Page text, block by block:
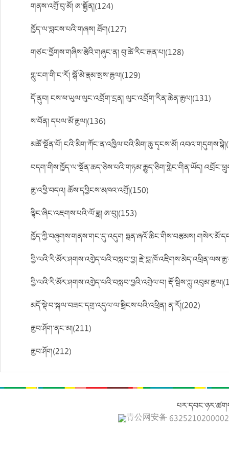
གནས་འགྲོ་བུ་མོ། ཨ་སྨྱོན།(124)
ཁྱོད་ལ་བླངས་པའི་གཞས། ཐོག(127)
གཙང་ཕྱོགས་གཞིས་རྩེའི་གཞུང་ན། བུ་ཚེ་རིང་རྒན་པ།(128)
གླུ་ངག་གི་ང་རོ། སྒོ་མེ་རྣམ་སྲས་རྒྱལ།(129)
དོ་ནུབ། ངས་ཕ་ཡུལ་ལུང་འབྲོག་དྲན། ལུང་འབྲོག་རིན་ཆེན་རྒྱལ།(131)
ས་བོན། དཔལ་མོ་རྒྱལ།(136)
མཚོ་སྔོན་པོ། ངའི་མིག་ཀོང་ན་འཁྱིལ་བའི་མིག་ཆུ་དྭངས་མོ།
བདག་གིས་ཁྱོད་ལ་སྔོན་ཆད་ཅེས་པའི་གཏམ་རྒྱུད་ཅིག་གླེང་གིན་ཡོད།
རྒྱ་འཕྱི་བདའ། ཆོས་དབྱིངས་མཁའ་འགྲོ།(150)
ལྷིང་ཞིང་འཇགས་པའི་ལོ་ཟླ། ཨ་བུ།(153)
ཁྱོད་ཀྱི་བཞུགས་གནས་གང་དུ་འདུག ཧྥན་ཞའོ་ཆིང་གིས་བརྩམས།
བྱི་ལའི་རི་མོར་ཤགས་འགྱེད་པའི་བསླབ་བྱ།
བྱི་ལའི་རི་མོར་ཤགས་འགྱེད་པའི་བསླབ་བྱའི་འགྲེལ་བ།
མདོ་སྡེ་བ་སྐལ་བཟང་དགྲ་འདུལ་ལ་སྤྲིངས་པའི་འཕྲིན། ན་རོ།(202)
རྒྱབ་ཤོག་ནང་མ།(211)
རྒྱབ་ཤོག(212)
青公网安备